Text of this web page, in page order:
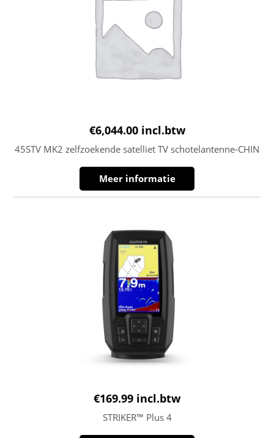
€6,044.00 incl.btw
45STV MK2 zelfzoekende satelliet TV schotelantenne-CHIN
Meer informatie
€169.99 incl.btw
STRIKER™ Plus 4